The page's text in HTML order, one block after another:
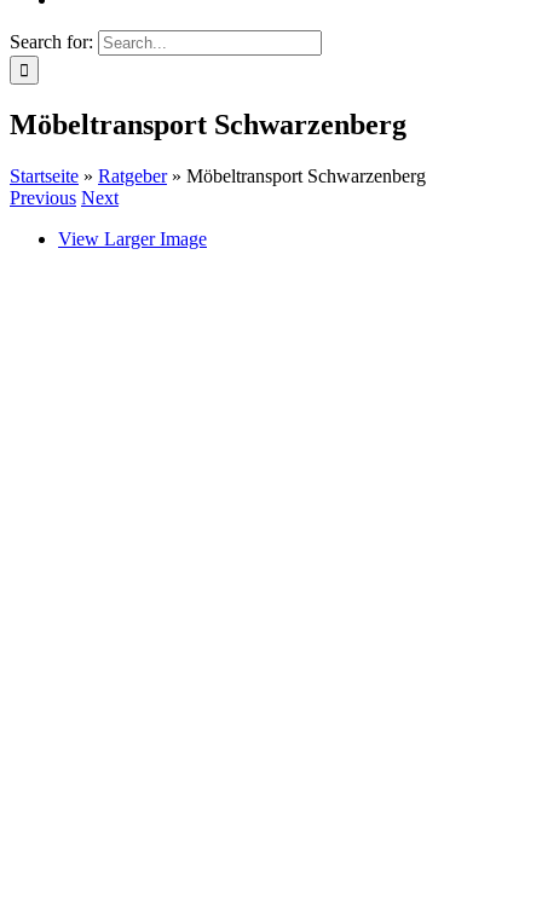
Search for:
Möbeltransport Schwarzenberg
Startseite » Ratgeber» Möbeltransport Schwarzenberg
Previous Next
View Larger Image